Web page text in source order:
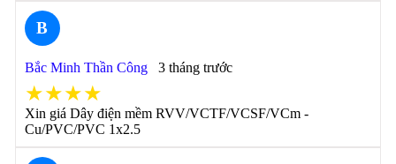
B
Bắc Minh Thần Công 3 tháng trước
★★★★
Xin giá Dây điện mềm RVV/VCTF/VCSF/VCm -
Cu/PVC/PVC 1x2.5